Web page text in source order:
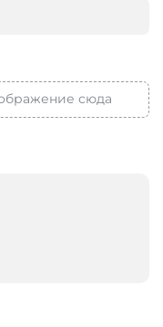
сюда